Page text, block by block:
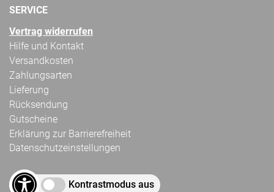
SERVICE
Vertrag widerrufen
Hilfe und Kontakt
Versandkosten
Zahlungsarten
Lieferung
Rücksendung
Gutscheine
Erklärung zur Barrierefreiheit
Datenschutzeinstellungen
Kontrastmodus aus